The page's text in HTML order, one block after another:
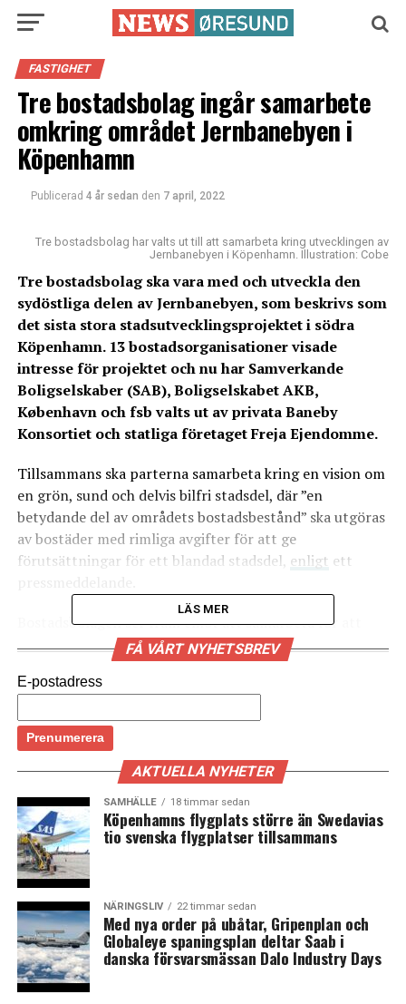
FASTIGHET
Tre bostadsbolag ingår samarbete
omkring området Jernbanebyen i
Köpenhamn
Publicerad 4 år sedan den 7 april, 2022
Tre bostadsbolag har valts ut till att samarbeta kring utvecklingen av
Jernbanebyen i Köpenhamn. Illustration: Cobe
Tre bostadsbolag ska vara med och utveckla den
sydöstliga delen av Jernbanebyen, som beskrivs som
det sista stora stadsutvecklingsprojektet i södra
Köpenhamn. 13 bostadsorganisationer visade
intresse för projektet och nu har Samverkande
Boligselskaber (SAB), Boligselskabet AKB,
København och fsb valts ut av privata Baneby
Konsortiet och statliga företaget Freja Ejendomme.
Tillsammans ska parterna samarbeta kring en vision om
en grön, sund och delvis bilfri stadsdel, där ”en
betydande del av områdets bostadsbestånd” ska utgöras
av bostäder med rimliga avgifter för att ge
förutsättningar för ett blandad stadsdel, enligt ett
Bostadsbolagen ser fram emot att samarbeta för att
säkra fler prisvärda familjebostäder i Köpenhamn.
Lokalplanen för Jernbanebyen väntas bli färdig i år och
slutligt antagen 2023, medan byggandet kan påbörjas
Business Arena arrangeras i Köpenhamn i höst
Bygglov klart för första huset i Hyllieprojektet Embassy
of Sharing
LÄS MER
FÅ VÅRT NYHETSBREV
E-postadress
AKTUELLA NYHETER
SAMHÄLLE 18 timmar sedan
Köpenhamns flygplats större än Swedavias
tio svenska flygplatser tillsammans
NÄRINGSLIV 22 timmar sedan
Med nya order på ubåtar, Gripenplan och
Globaleye spaningsplan deltar Saab i
danska försvarsmässan Dalo Industry Days